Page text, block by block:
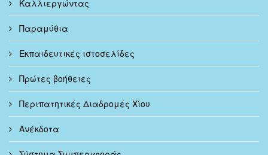
Καλλιεργώντας
Παραμύθια
Εκπαιδευτικές ιστοσελίδες
Πρώτες βοήθειες
Περιπατητικές Διαδρομές Χίου
Ανέκδοτα